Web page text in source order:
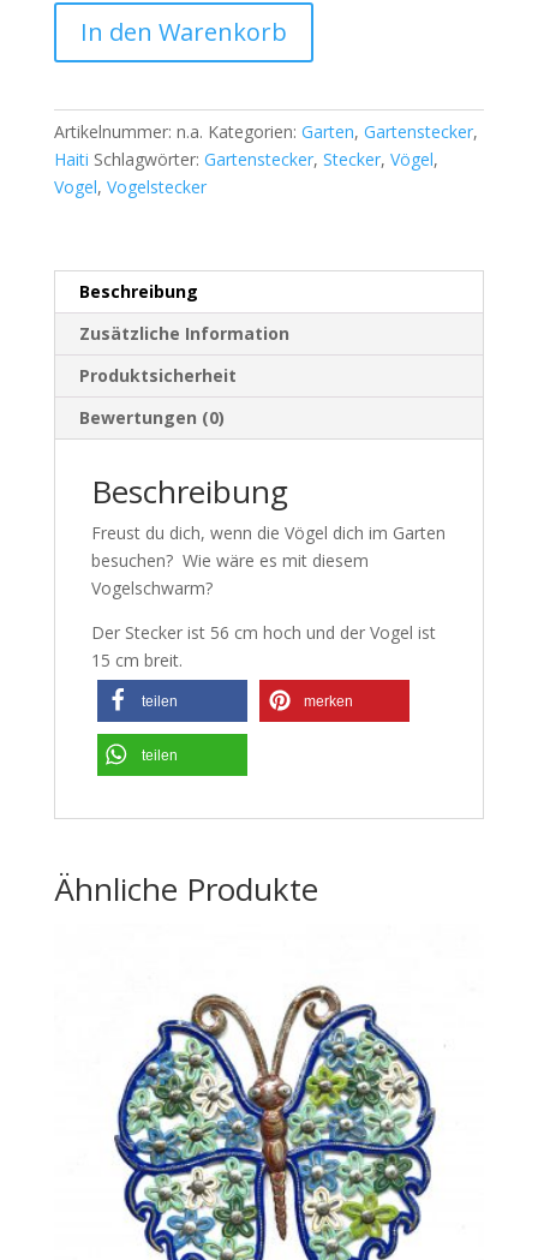
In den Warenkorb
Artikelnummer: n.a. Kategorien: Garten, Gartenstecker,
Haiti Schlagwörter: Gartenstecker, Stecker, Vögel,
Vogel, Vogelstecker
Beschreibung
Zusätzliche Information
Produktsicherheit
Bewertungen (0)
Beschreibung
Freust du dich, wenn die Vögel dich im Garten
besuchen? Wie wäre es mit diesem
Vogelschwarm?
Der Stecker ist 56 cm hoch und der Vogel ist
15 cm breit.
teilen merken
teilen
Ähnliche Produkte